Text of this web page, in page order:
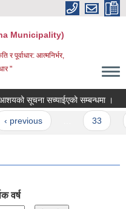
Municipality)
र पूर्वाधार: आत्मनिर्भर,
"
सूचना सच्याईएको सम्बन्धमा ।
previous
वर्ष